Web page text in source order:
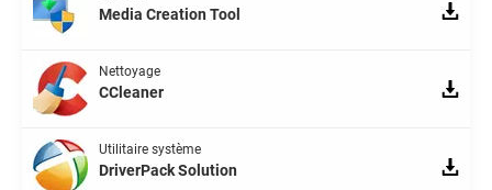
Media Creation Tool
Nettoyage
CCleaner
Utilitaire système
DriverPack Solution